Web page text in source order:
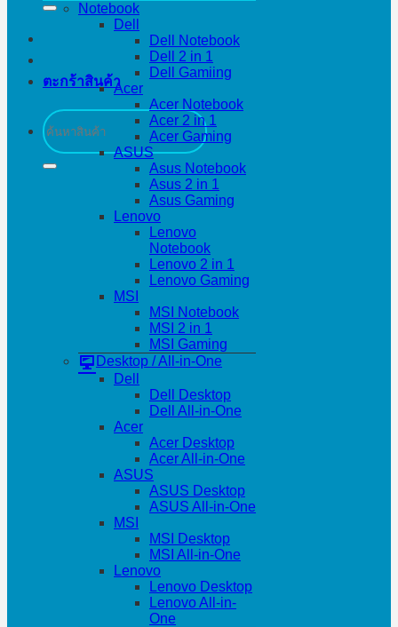
ตะกร้าสินค้า
ค้นหา:
Notebook
Dell
Dell Notebook
Dell 2 in 1
Dell Gamiing
Acer
Acer Notebook
Acer 2 in 1
Acer Gaming
ASUS
Asus Notebook
Asus 2 in 1
Asus Gaming
Lenovo
Lenovo
Notebook
Lenovo 2 in 1
Lenovo Gaming
MSI
MSI Notebook
MSI 2 in 1
MSI Gaming
Desktop / All-in-One
Dell
Dell Desktop
Dell All-in-One
Acer
Acer Desktop
Acer All-in-One
ASUS
ASUS Desktop
ASUS All-in-One
MSI
MSI Desktop
MSI All-in-One
Lenovo
Lenovo Desktop
Lenovo All-in-
One